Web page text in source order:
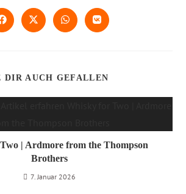
DIR AUCH GEFALLEN
| Ardmore from the Thompson
Brothers
7. Januar 2026